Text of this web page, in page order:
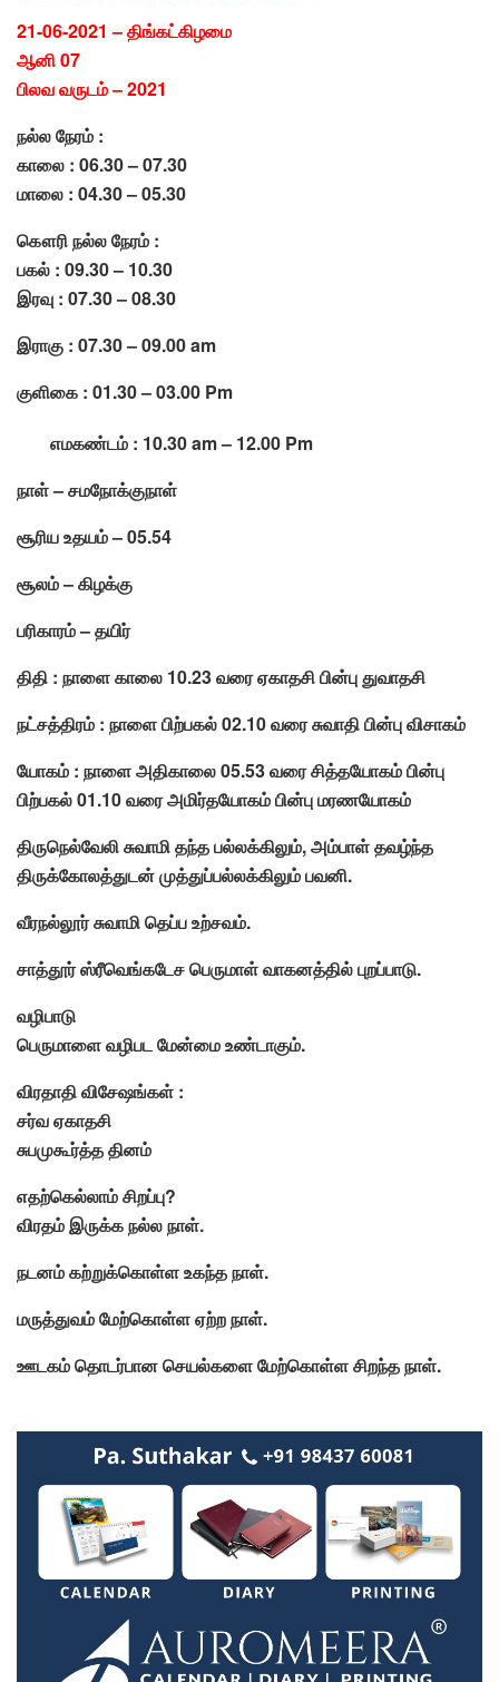
21-06-2021 – திங்கட்கிழமை
ஆனி 07
பிலவ வருடம் – 2021
நல்ல நேரம் :
காலை : 06.30 – 07.30
மாலை : 04.30 – 05.30
கௌரி நல்ல நேரம் :
பகல் : 09.30 – 10.30
இரவு : 07.30 – 08.30
இராகு : 07.30 – 09.00 am
குளிகை : 01.30 – 03.00 Pm
எமகண்டம் : 10.30 am – 12.00 Pm
நாள் – சமநோக்குநாள்
சூரிய உதயம் – 05.54
சூலம் – கிழக்கு
பரிகாரம் – தயிர்
திதி : நாளை காலை 10.23 வரை ஏகாதசி பின்பு துவாதசி
நட்சத்திரம் : நாளை பிற்பகல் 02.10 வரை சுவாதி பின்பு விசாகம்
யோகம் : நாளை அதிகாலை 05.53 வரை சித்தயோகம் பின்பு
பிற்பகல் 01.10 வரை அமிர்தயோகம் பின்பு மரணயோகம்
திருநெல்வேலி சுவாமி தந்த பல்லக்கிலும், அம்பாள் தவழ்ந்த
திருக்கோலத்துடன் முத்துப்பல்லக்கிலும் பவனி.
வீரநல்லூர் சுவாமி தெப்ப உற்சவம்.
சாத்தூர் ஸ்ரீவெங்கடேச பெருமாள் வாகனத்தில் புறப்பாடு.
வழிபாடு
பெருமாளை வழிபட மேன்மை உண்டாகும்.
விரதாதி விசேஷங்கள் :
சர்வ ஏகாதசி
சுபமுகூர்த்த தினம்
எதற்கெல்லாம் சிறப்பு?
விரதம் இருக்க நல்ல நாள்.
நடனம் கற்றுக்கொள்ள உகந்த நாள்.
மருத்துவம் மேற்கொள்ள ஏற்ற நாள்.
ஊடகம் தொடர்பான செயல்களை மேற்கொள்ள சிறந்த நாள்.